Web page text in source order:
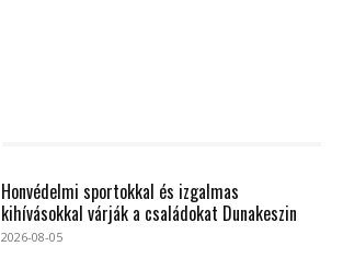
Honvédelmi sportokkal és izgalmas
kihívásokkal várják a családokat Dunakeszin
2026-08-05